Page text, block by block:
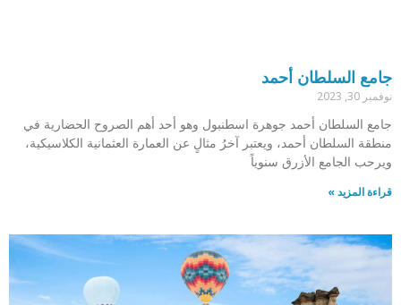
جامع السلطان أحمد
نوفمبر 30, 2023
جامع السلطان أحمد جوهرة اسطنبول وهو أحد أهم الصروح الحضارية في
منطقة السلطان أحمد، ويعتبر آخرُ مثالٍ عن العمارة العثمانية الكلاسيكية،
ويرحب الجامع الأزرق سنوياً
قراءة المزيد »